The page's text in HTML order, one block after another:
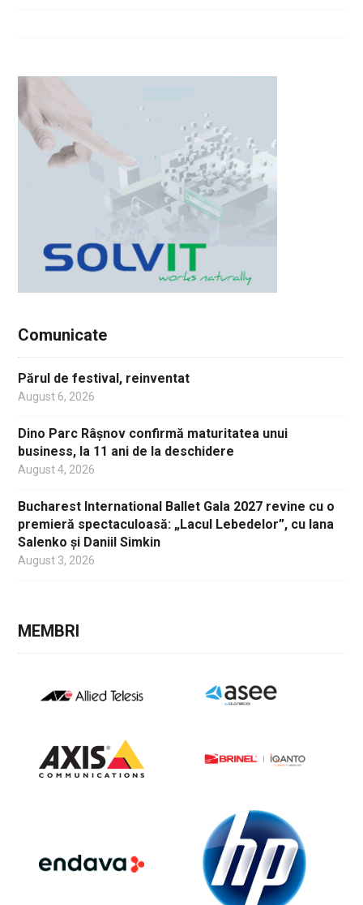
Comunicate
Părul de festival, reinventat
August 6, 2026
Dino Parc Râșnov confirmă maturitatea unui
business, la 11 ani de la deschidere
August 4, 2026
Bucharest International Ballet Gala 2027 revine cu o
premieră spectaculoasă: „Lacul Lebedelor”, cu Iana
Salenko și Daniil Simkin
August 3, 2026
MEMBRI